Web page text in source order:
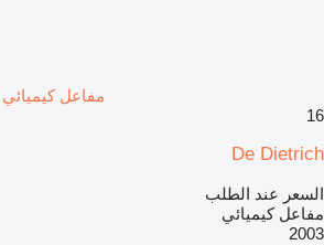
مفاعل كيميائي De Dietrich
16
De Dietrich
السعر عند الطلب
مفاعل كيميائي
2003